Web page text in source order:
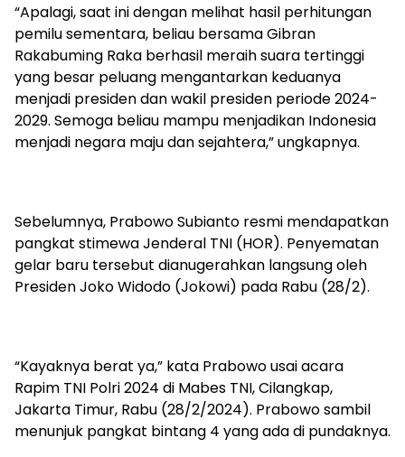
“Apalagi, saat ini dengan melihat hasil perhitungan
pemilu sementara, beliau bersama Gibran
Rakabuming Raka berhasil meraih suara tertinggi
yang besar peluang mengantarkan keduanya
menjadi presiden dan wakil presiden periode 2024-
2029. Semoga beliau mampu menjadikan Indonesia
menjadi negara maju dan sejahtera,” ungkapnya.
Sebelumnya, Prabowo Subianto resmi mendapatkan
pangkat stimewa Jenderal TNI (HOR). Penyematan
gelar baru tersebut dianugerahkan langsung oleh
Presiden Joko Widodo (Jokowi) pada Rabu (28/2).
“Kayaknya berat ya,” kata Prabowo usai acara
Rapim TNI Polri 2024 di Mabes TNI, Cilangkap,
Jakarta Timur, Rabu (28/2/2024). Prabowo sambil
menunjuk pangkat bintang 4 yang ada di pundaknya.